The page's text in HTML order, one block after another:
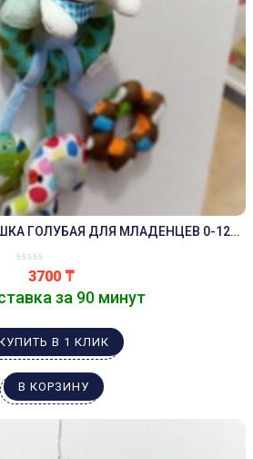
ГОЛУБАЯ ДЛЯ МЛАДЕНЦЕВ 0-12
3700 ₸
за 90 минут
В 1 КЛИК
В КОРЗИНУ